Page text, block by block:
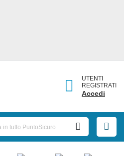
UTENTI
REGISTRATI
Accedi